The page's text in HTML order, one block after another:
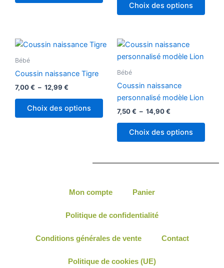
Choix des options
être
Bébé
Coussin naissance Tigre
7,00€ – 12,99 €
Plage
à
Choix des options
Ce
produit
options
peuvent
sur
page
produit
Bébé
Coussin naissance
personnalisé modèle Lion
7,50€ – 14,90€
Plage
prix :
14,90 €
Choix des options
être
sur
Mon compte Panier
Politique de confidentialité
Conditions générales de vente Contact
Politique de cookies (UE)